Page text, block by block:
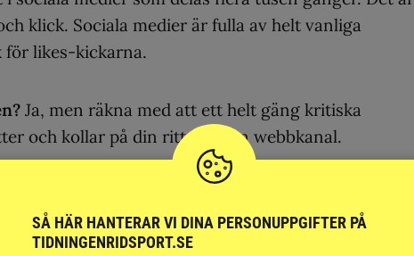
klick. Sociala medier är fulla av helt vanliga
för likes-kickarna.
Ja, men räkna med att ett helt gäng kritiska
och kollar på din ritt i någon webbkanal.
tidningar som
klick.
SÅ HÄR HANTERAR VI DINA PERSONUPPGIFTER PÅ
TIDNINGENRIDSPORT.SE